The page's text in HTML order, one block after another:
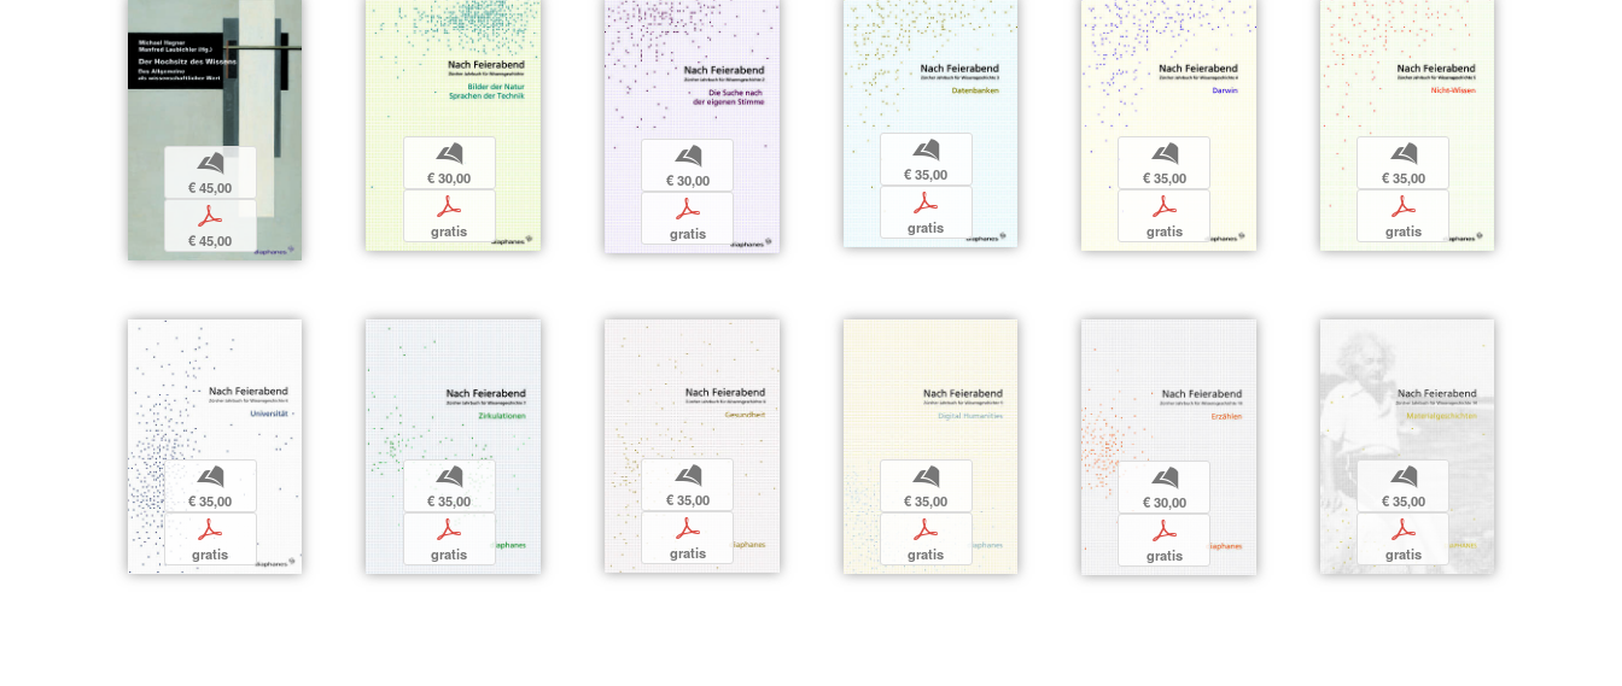
b
€ 45,00
p
€ 45,00
b
€ 30,00
p
gratis
b
€ 30,00
p
gratis
b
€ 35,00
p
gratis
b
€ 35,00
p
gratis
b
€ 35,00
p
gratis
b
€ 35,00
p
gratis
b
€ 35,00
p
gratis
b
€ 35,00
p
gratis
b
€ 35,00
p
gratis
b
€ 30,00
p
gratis
b
€ 35,00
p
gratis